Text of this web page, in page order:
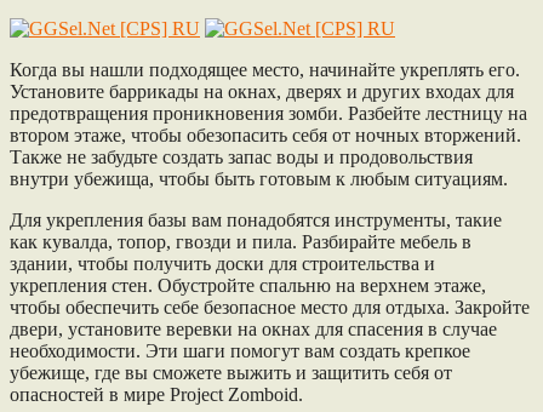
Когда вы нашли подходящее место, начинайте укреплять его.
Установите баррикады на окнах, дверях и других входах для
предотвращения проникновения зомби. Разбейте лестницу на
втором этаже, чтобы обезопасить себя от ночных вторжений.
Также не забудьте создать запас воды и продовольствия
внутри убежища, чтобы быть готовым к любым ситуациям.
Для укрепления базы вам понадобятся инструменты, такие
как кувалда, топор, гвозди и пила. Разбирайте мебель в
здании, чтобы получить доски для строительства и
укрепления стен. Обустройте спальню на верхнем этаже,
чтобы обеспечить себе безопасное место для отдыха. Закройте
двери, установите веревки на окнах для спасения в случае
необходимости. Эти шаги помогут вам создать крепкое
убежище, где вы сможете выжить и защитить себя от
опасностей в мире Project Zomboid.